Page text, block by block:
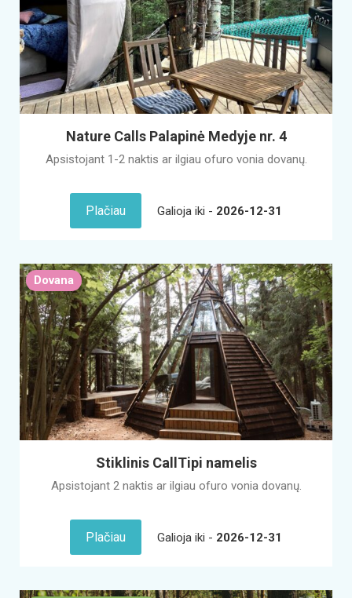
Nature Calls Palapinė Medyje nr. 4
Apsistojant 1-2 naktis ar ilgiau ofuro vonia dovanų.
Plačiau Galioja iki - 2026-12-31
Dovana
Stiklinis CallTipi namelis
Apsistojant 2 naktis ar ilgiau ofuro vonia dovanų.
Plačiau Galioja iki - 2026-12-31